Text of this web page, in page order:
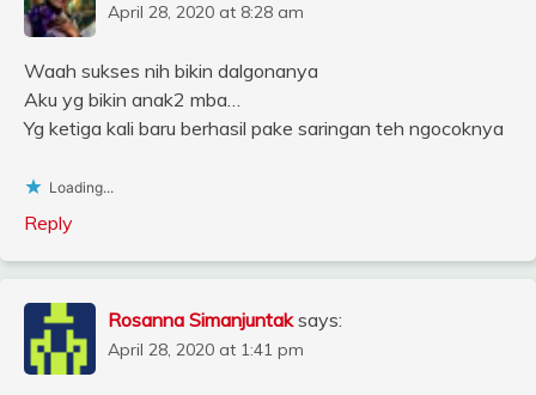
April 28, 2020 at 8:28 am
Waah sukses nih bikin dalgonanya
Aku yg bikin anak2 mba…
Yg ketiga kali baru berhasil pake saringan teh ngocoknya
Loading...
Reply
Rosanna Simanjuntak says:
April 28, 2020 at 1:41 pm